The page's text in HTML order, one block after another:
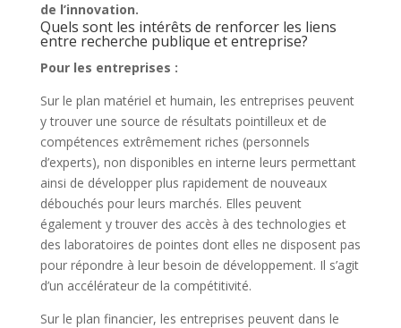
de l’innovation.
Quels sont les intérêts de renforcer les liens
entre recherche publique et entreprise?
Pour les entreprises :
Sur le plan matériel et humain, les entreprises peuvent
y trouver une source de résultats pointilleux et de
compétences extrêmement riches (personnels
d’experts), non disponibles en interne leurs permettant
ainsi de développer plus rapidement de nouveaux
débouchés pour leurs marchés. Elles peuvent
également y trouver des accès à des technologies et
des laboratoires de pointes dont elles ne disposent pas
pour répondre à leur besoin de développement. Il s’agit
d’un accélérateur de la compétitivité.
Sur le plan financier, les entreprises peuvent dans le